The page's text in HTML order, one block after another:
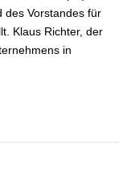
bestellt
des Vorstandes für
Klaus Richter, der
in